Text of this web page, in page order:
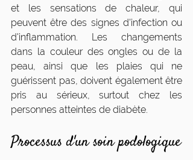
et les sensations de chaleur, qui
peuvent être des signes d'infection ou
d'inflammation. Les changements
dans la couleur des ongles ou de la
peau, ainsi que les plaies qui ne
guérissent pas, doivent également être
pris au sérieux, surtout chez les
personnes atteintes de diabète.
Processus d'un soin podologique